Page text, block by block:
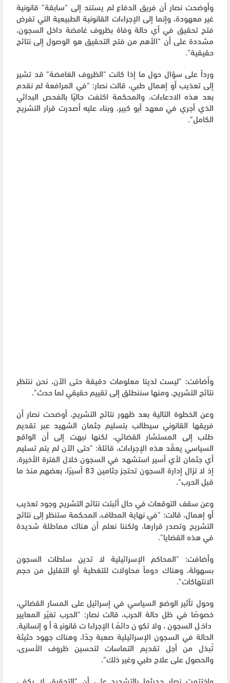
وأوضحت نصار أن فريق الدفاع لم يستند إلى "سابقة" قانونية
غير معهودة، وإنما إلى الإجراءات القانونية الطبيعية التي تفرض
فتح تحقيق في أي حالة وفاة بظروف غامضة داخل السجون،
مشددة على أن "الأهم من فتح التحقيق هو الوصول إلى نتائج
حقيقية".
ورداً على سؤال حول ما إذا كانت "الظروف الغامضة" قد تشير
إلى تعذيب أو إهمال طبي، قالت نصار: "في المرافعة لم نقدم
بعد هذه الادعاءات، والمحكمة اكتفت حاليًا بالفحص البدائي
الذي أجري في معهد أبو كبير، وبناء عليه أصدرت قرار التشريح
الكامل".
وأضافت: "ليست لدينا معلومات دقيقة حتى الآن، نحن ننتظر
نتائج التشريح، ومنها سننطلق إلى تقييم حقيقي لما حدث".
وعن الخطوة التالية بعد ظهور نتائج التشريح، أوضحت نصار أن
فريقها القانوني سيطالب بتسليم جثمان الشهيد عبر تقديم
طلب إلى المستشار القضائي، لكنها نبهت إلى أن الواقع
السياسي يعقّد هذه الإجراءات، قائلة: "حتى الآن لم يتم تسليم
أي جثمان لأي أسير استشهد في السجون خلال الفترة الأخيرة،
إذ لا تزال إدارة السجون تحتجز جثامين 83 أسيرًا، بعضهم منذ ما
قبل الحرب".
وعن سقف التوقعات في حال أثبتت نتائج التشريح وجود تعذيب
أو إهمال، قالت: "في نهاية المطاف، المحكمة ستنظر إلى نتائج
التشريح وتصدر قرارها، ولكننا نعلم أن هناك مماطلة شديدة
في هذه القضايا".
وأضافت: "المحاكم الإسرائيلية لا تدين سلطات السجون
بسهولة، وهناك دوماً محاولات للتغطية أو التقليل من حجم
الانتهاكات".
وحول تأثير الوضع السياسي في إسرائيل على المسار القضائي،
خصوصًا في ظل حالة الحرب، قالت نصار: "الحرب تغيّر المعايير
داخل السجون، ولا تكون دائمًا الإجراءات قانونية أو إنسانية.
الحالة في السجون الإسرائيلية صعبة جدًا، وهناك جهود حثيثة
تُبذل من أجل تقديم التماسات لتحسين ظروف الأسرى،
والحصول على علاج طبي وغير ذلك".
واختتمت نصار حديثها بالتشديد على أن "التحقيق لا يكفي